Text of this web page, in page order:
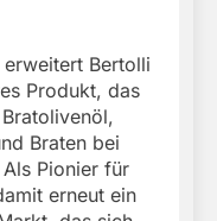
Bertolli
Produkt, das
Braten bei
Pionier für
erneut ein